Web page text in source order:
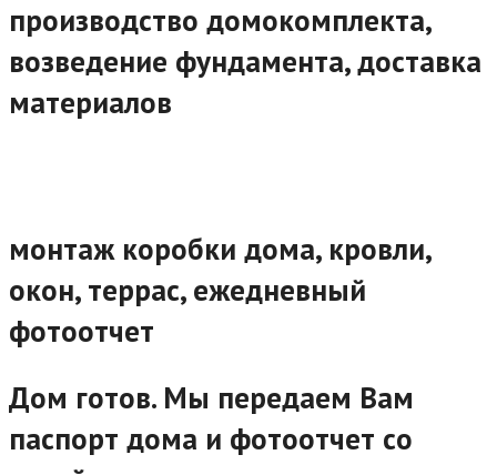
производство домокомплекта,
возведение фундамента, доставка
материалов
монтаж коробки дома, кровли,
окон, террас, ежедневный
фотоотчет
Дом готов. Мы передаем Вам
паспорт дома и фотоотчет со